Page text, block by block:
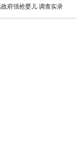
府强抢婴儿 调查实录